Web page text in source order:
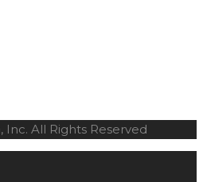
All Rights Reserved